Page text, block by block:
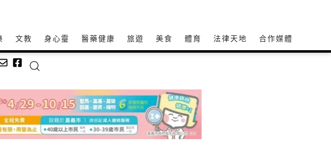
文教 身心𩆜 醫藥健康 旅遊 美食 體育 法律天地 合作媒體